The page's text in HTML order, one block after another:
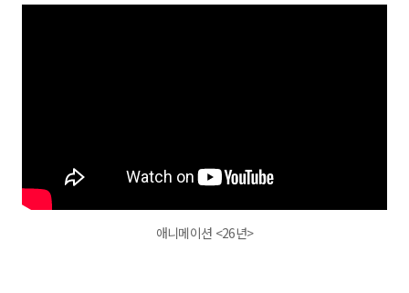
애니메이션 <26년>